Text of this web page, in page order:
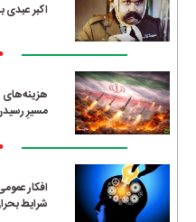
اکبر عبدی
هزینه‌های
مسیرِ
افکار
شرایط